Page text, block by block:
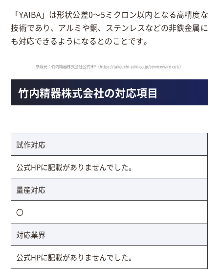
「YAIBA」は形状公差0～5ミクロン以内となる高精度な
技術であり、アルミや銅、ステンレスなどの非鉄金属に
も対応できるようになるとのことです。
参照元：竹内精器株式会社公式HP（https://takeuchi-seiki.co.jp/service/wire-cut/）
竹内精器株式会社の対応項目
試作対応
公式HPに記載がありませんでした。
量産対応
〇
対応業界
公式HPに記載がありませんでした。